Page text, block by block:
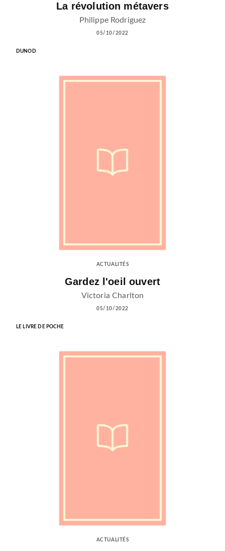
La révolution métavers
Philippe Rodriguez
05/10/2022
DUNOD
ACTUALITÉS
Gardez l'oeil ouvert
Victoria Charlton
05/10/2022
LE LIVRE DE POCHE
ACTUALITÉS